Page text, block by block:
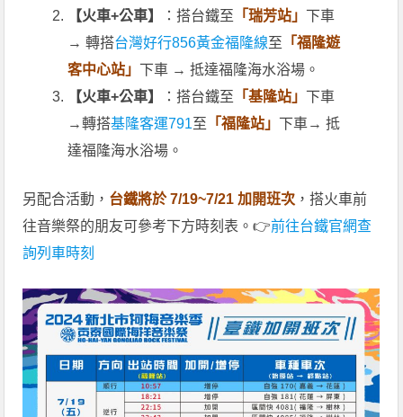
【火車+公車】 ：搭台鐵至 「瑞芳站」 下車
→ 轉搭台灣好行856黃金福隆線至 「福隆遊
客中心站」 下車 → 抵達福隆海水浴場。
【火車+公車】
：搭台鐵至 「基隆站」 下車
→轉搭基隆客運791至 「福隆站」 下車→ 抵
達福隆海水浴場。
另配合活動， 台鐵將於 7/19~7/21 加開班次 ，搭火車前
往音樂祭的朋友可參考下方時刻表。👉前往台鐵官網查
詢列車時刻